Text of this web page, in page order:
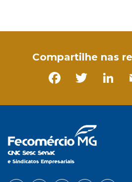
Compartilhe nas